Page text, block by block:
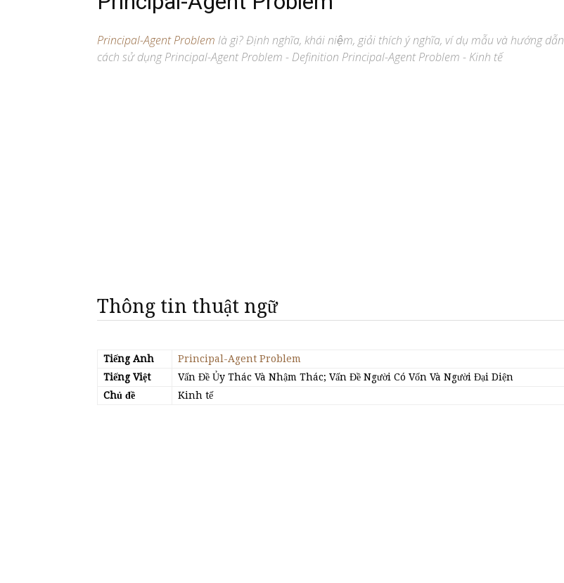
Principal-Agent Problem là gì? Định nghĩa, khái niệm, giải thích ý nghĩa, ví dụ mẫu và hướng dẫn
cách sử dụng Principal-Agent Problem - Definition Principal-Agent Problem - Kinh tế
Thông tin thuật ngữ
Tiếng Anh
Principal-Agent Problem
Tiếng Việt
Vấn Đề Ủy Thác Và Nhậm Thác; Vấn Đề Người Có Vốn Và Người Đại Diện
Chủ đề
Kinh tế